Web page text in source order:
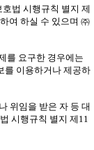
법 시행규칙 별지 제
여 하실 수 있으며 ㈜
를 요구한 경우에는
를 이용하거나 제공하
위임을 받은 자 등 대
시행규칙 별지 제11